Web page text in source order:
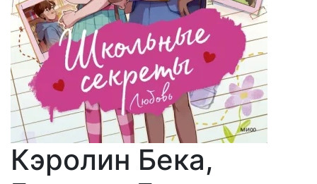
Кэролин Бека,